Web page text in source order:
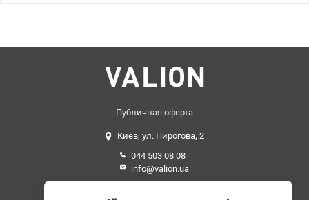
Ортопедический матрас, встроенная мебель, вся встроенная
- проспект Николая Бажана, до остановки общественного
транспорта и станции метро Славутич 5 минут пешком. Для
расположено много магазинов, кафе, отделений банков,
детских площадок, футбольное поле, современные
медицинские клиники и лаборатории. Цена: 165 000 у.е. без
комиссии для покупателя Звоните: 0935487025 Татьяна
Публичная оферта
Киев, ул. Пирогова, 2
044 503 08 08
info@valion.ua